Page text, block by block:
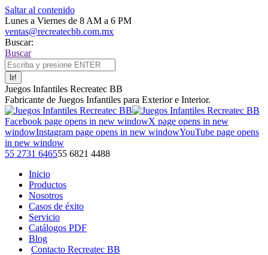
Saltar al contenido
Lunes a Viernes de 8 AM a 6 PM
ventas@recreatecbb.com.mx
Buscar:
Buscar
Juegos Infantiles Recreatec BB
Fabricante de Juegos Infantiles para Exterior e Interior.
Facebook page opens in new windowX page opens in new
windowInstagram page opens in new windowYouTube page opens
in new window
55 2731 646555 6821 4488
Inicio
Productos
Nosotros
Casos de éxito
Servicio
Catálogos PDF
Blog
Contacto Recreatec BB